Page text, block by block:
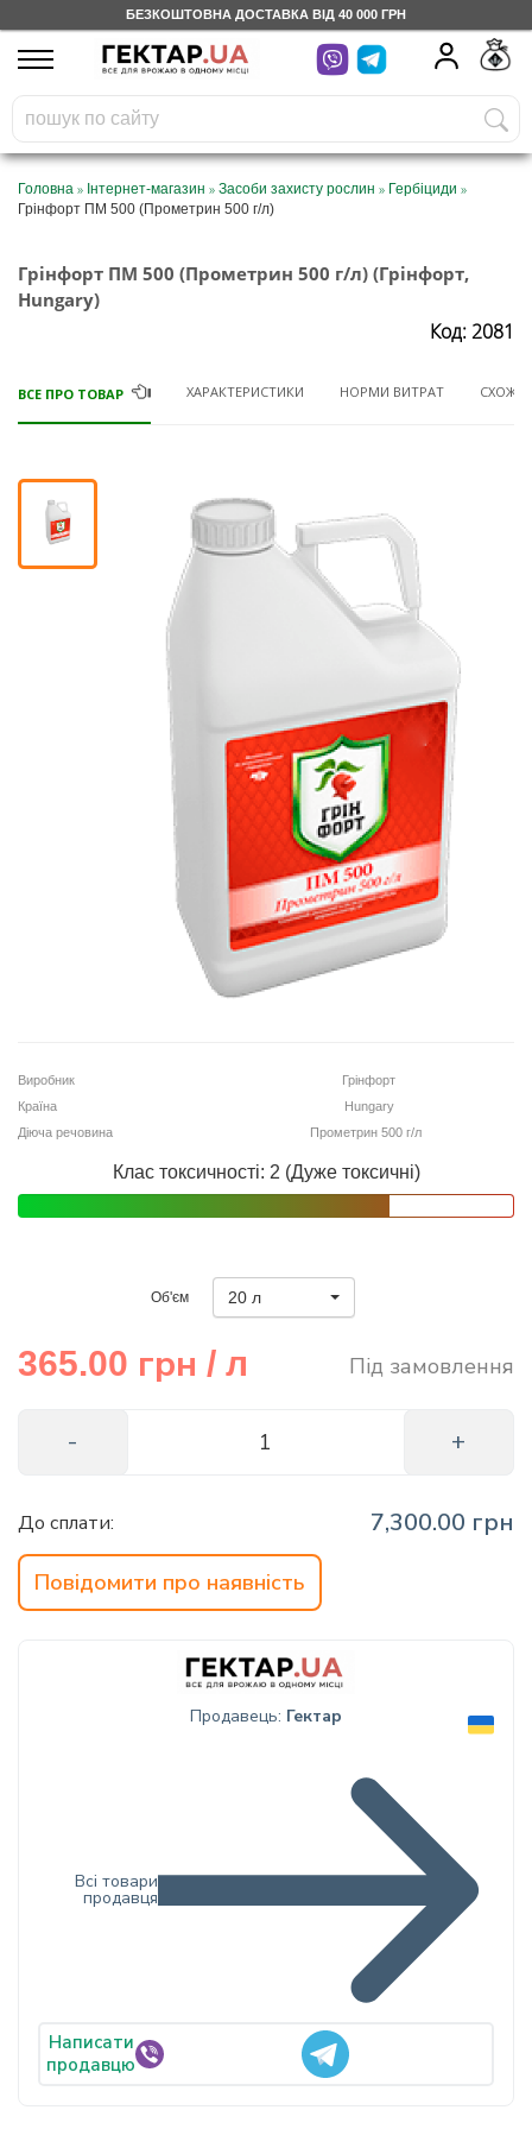
БЕЗКОШТОВНА ДОСТАВКА ВІД 40 000 ГРН
UA
На вашому
бонусному рахунку
грн
Безкоштовно по Україні
Категорії
Відгуки
info@hectare.ua
Головна » Інтернет-магазин » Засоби захисту рослин » Гербіциди »
Грінфорт ПМ 500 (Прометрин 500 г/л)
Грінфорт ПМ 500 (Прометрин 500 г/л) (Грінфорт,
Hungary)
Код: 2081
ВСЕ ПРО ТОВАР ХАРАКТЕРИСТИКИ НОРМИ ВИТРАТ СХОЖІ
Виробник
Грінфорт
Країна
Hungary
Діюча речовина
Прометрин 500 г/л
Клас токсичності: 2 (Дуже токсичні)
Об'єм 20 л
365.00 грн / л Під замовлення
До сплати: 7,300.00 грн
Повідомити про наявність
Продавець: Гектар
Написати
продавцю
Всі товари
продавця